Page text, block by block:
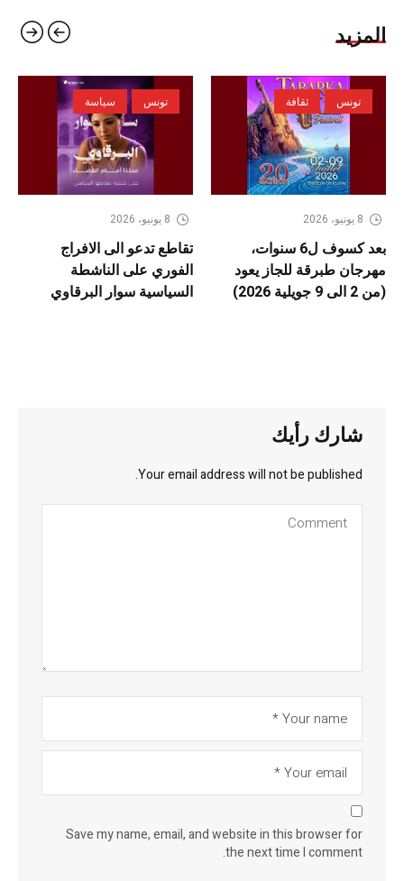
المزيد
تونس ثقافة
8 يونيو، 2026
بعد كسوف ل6 سنوات،
مهرجان طبرقة للجاز يعود
(من 2 الى 9 جويلية 2026)
تونس سياسة
8 يونيو، 2026
تقاطع تدعو الى الافراج
الفوري على الناشطة
السياسية سوار البرقاوي
شارك رأيك
Your email address will not be published.
Save my name, email, and website in this browser for
the next time I comment.